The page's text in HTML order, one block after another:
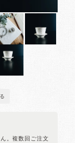
。複数回ご注文